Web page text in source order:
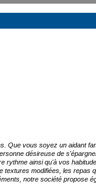
Que vous soyez un aidant
désireuse de
rythme ainsi qu'à vos
textures modifiées, les repas
notre société propose